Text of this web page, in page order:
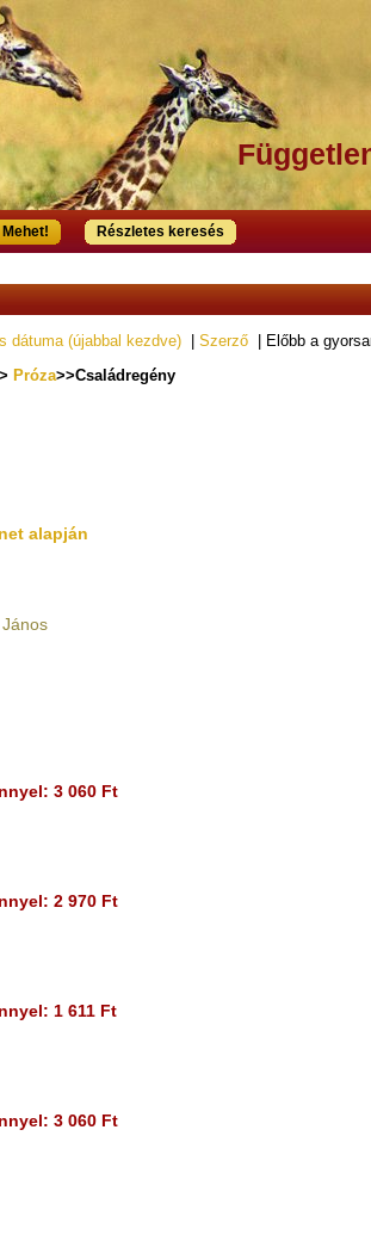
Mehet! Részletes keresés
dátuma (újabbal kezdve) Szerző | Előbb a
Próza>>Családregény
alapján
3 060 Ft
2 970 Ft
1 611 Ft
3 060 Ft